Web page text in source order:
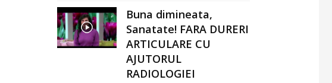
Buna dimineata,
Sanatate! FARA DURERI
ARTICULARE CU
AJUTORUL
RADIOLOGIEI